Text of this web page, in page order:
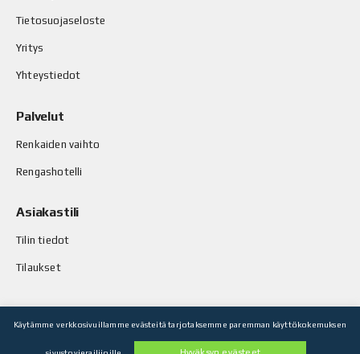
Tietosuojaseloste
Yritys
Yhteystiedot
Palvelut
Renkaiden vaihto
Rengashotelli
Asiakastili
Tilin tiedot
Tilaukset
© Stop-Rust Oy. Kaikki oikeudet pidätetään.
Käytämme verkkosivuillamme evästeitä tarjotaksemme paremman käyttökokemuksen